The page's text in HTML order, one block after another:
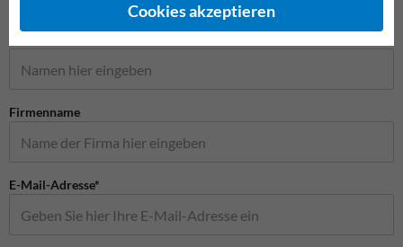
Stellen Sie Ihre Frage an Verkehrsschildkaufen.de
Firmenname
E-Mail-Adresse*
Cookies akzeptieren